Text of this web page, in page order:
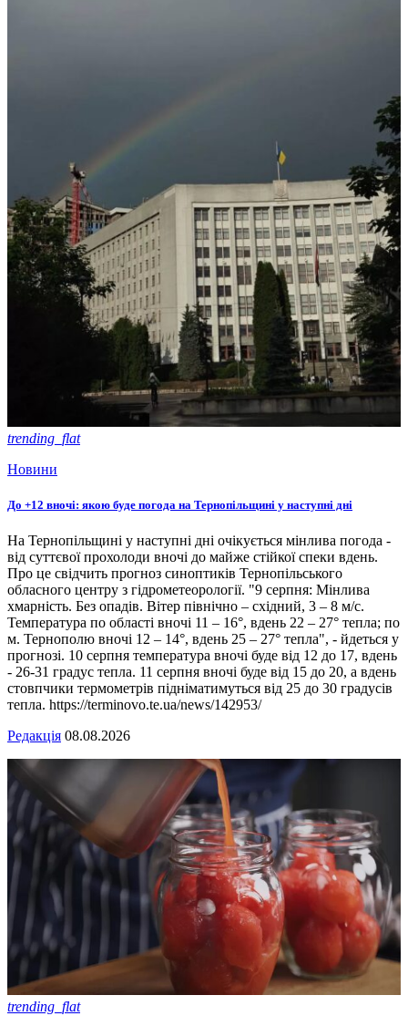
trending_flat
Новини
До +12 вночі: якою буде погода на Тернопільщині у наступні дні
На Тернопільщині у наступні дні очікується мінлива погода -
від суттєвої прохолоди вночі до майже стійкої спеки вдень.
Про це свідчить прогноз синоптиків Тернопільського
обласного центру з гідрометеорології. "9 серпня: Мінлива
хмарність. Без опадів. Вітер північно – східний, 3 – 8 м/с.
Температура по області вночі 11 – 16°, вдень 22 – 27° тепла; по
м. Тернополю вночі 12 – 14°, вдень 25 – 27° тепла", - йдеться у
прогнозі. 10 серпня температура вночі буде від 12 до 17, вдень
- 26-31 градус тепла. 11 серпня вночі буде від 15 до 20, а вдень
стовпчики термометрів підніматимуться від 25 до 30 градусів
тепла. https://terminovo.te.ua/news/142953/
Редакція 08.08.2026
trending_flat